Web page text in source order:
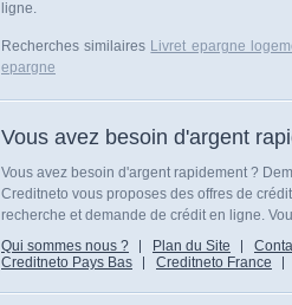
ligne.
Recherches similaires Livret epargne
epargne
Vous avez besoin d'argent
Vous avez besoin d'argent rapidement ?
Creditneto vous proposes des offres de
recherche et demande de crédit en ligne.
Qui sommes nous ?
Plan du Site
Creditneto Pays Bas
Creditneto France